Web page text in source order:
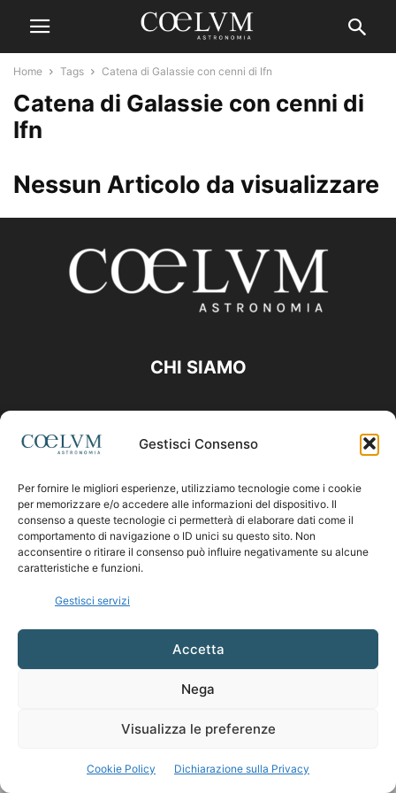
Gestisci Consenso
Per fornire le migliori esperienze, utilizziamo tecnologie come i cookie
per memorizzare e/o accedere alle informazioni del dispositivo. Il
consenso a queste tecnologie ci permetterà di elaborare dati come il
comportamento di navigazione o ID unici su questo sito. Non
acconsentire o ritirare il consenso può influire negativamente su alcune
caratteristiche e funzioni.
Gestisci servizi
Accetta
Nega
Visualizza le preferenze
Cookie Policy Dichiarazione sulla Privacy
Home Tags Catena di Galassie con cenni di Ifn
Catena di Galassie con cenni di
Ifn
Nessun Articolo da visualizzare
CHI SIAMO